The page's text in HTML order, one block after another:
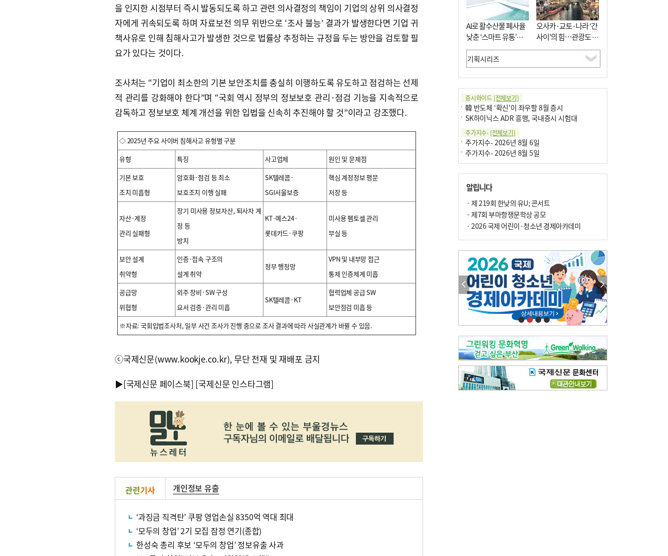
을 인지한 시점부터 즉시 발동되도록 하고 관련 의사결정의 책임이 기업의 상위 의사결정
자에게 귀속되도록 하며 자료보전 의무 위반으로 ‘조사 불능’ 결과가 발생한다면 기업 귀
책사유로 인해 침해사고가 발생한 것으로 법률상 추정하는 규정을 두는 방안을 검토할 필
요가 있다는 것이다.
조사처는 “기업이 최소한의 기본 보안조치를 충실히 이행하도록 유도하고 점검하는 선제
적 관리를 강화해야 한다”며 “국회 역시 정부의 정보보호 관리·점검 기능을 지속적으로
감독하고 정보보호 체계 개선을 위한 입법을 신속히 추진해야 할 것”이라고 강조했다.
◇ 2025년 주요 사이버 침해사고 유형별 구분
유형
특징 사고업체
원인 및 문제점
기본 보호
조치 미흡형
암호화·점검 등 최소
보호조치 이행 실패
SK텔레콤·
SGI서울보증
핵심 계정정보 평문
저장 등
자산·계정
관리 실패형
장기 미사용 정보자산, 퇴사자 계
정 등
방치
KT·예스24·
롯데카드·쿠팡
미사용 펨토셀 관리
부실 등
보안 설계
취약형
인증·접속 구조의
설계 취약
정부 행정망
VPN 및 내부망 접근
통제 인증체계 미흡
공급망
위협형
외주 장비·SW 구성
요서 검증·관리 미흡
SK텔레콤·KT
협력업체 공급 SW
보안점검 미흡 등
※자료: 국회입법조사처, 일부 사건 조사가 진행 중으로 조사 결과에 따라 사실관계가 바뀔 수 있음.
ⓒ국제신문(www.kookje.co.kr), 무단 전재 및 재배포 금지
▶[국제신문 페이스북] [국제신문 인스타그램]
관련기사 개인정보 유출
‘과징금 직격탄’ 쿠팡 영업손실 8350억 역대 최대
‘모두의 창업’ 2기 모집 잠정 연기(종합)
한성숙 총리 후보 ‘모두의 창업’ 정보유출 사과
AI로 활수산물 폐사율
낮춘 ‘스마트 유통’…
사막·산악지대 수출
도전
오사카·교토·나라 ‘간
사이’의 힘…관광도 뭉
쳐야 흥한다
증시와이드 [전체보기]
韓 반도체 ‘확신’이 좌우할 8월 증시
SK하이닉스 ADR 흥행, 국내증시 시험대
주가지수- [전체보기]
주가지수- 2026년 8월 6일
주가지수- 2026년 8월 5일
알립니다
· 제 219회 한낮의 유U; 콘서트
· 제7회 부마항쟁문학상 공모
· 2026 국제 어린이·청소년 경제아카데미